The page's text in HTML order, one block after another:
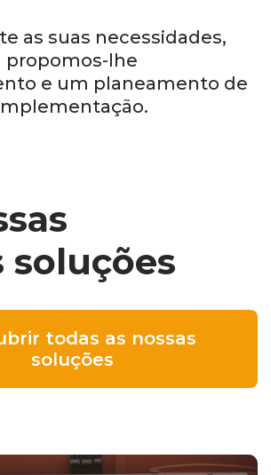
as suas necessidades,
propomos-lhe
e um planeamento de
soluções
todas as nossas
soluções